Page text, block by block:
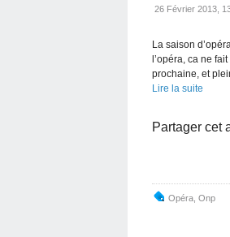
26 Février 2013,
La saison
l’opéra, ca ne
prochaine, et
Lire la suite
Partager cet
Opéra Onp